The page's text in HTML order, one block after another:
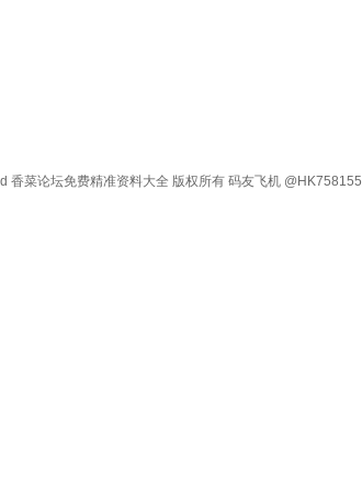
菜论坛免费精准资料大全 版权所有 码友飞机 @HK758155